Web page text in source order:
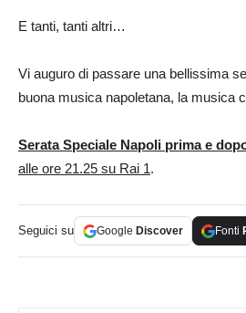
E tanti, tanti altri…
Vi auguro di passare una bellissima
buona musica napoletana, la musica
Serata Speciale Napoli prima e
alle ore 21.25 su Rai 1.
Seguici su Google Discover Fonti